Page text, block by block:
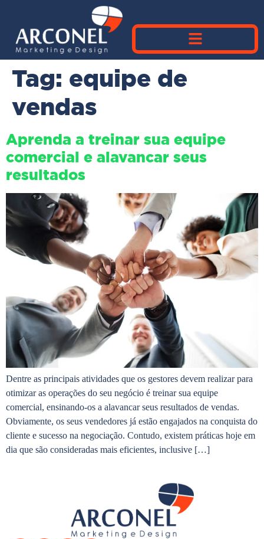
Tag: equipe de
vendas
Aprenda a treinar sua equipe
comercial e alavancar seus
resultados
Dentre as principais atividades que os gestores devem realizar para
otimizar as operações do seu negócio é treinar sua equipe
comercial, ensinando-os a alavancar seus resultados de vendas.
Obviamente, os seus vendedores já estão engajados na conquista do
cliente e sucesso na negociação. Contudo, existem práticas hoje em
dia que são consideradas mais eficientes, inclusive […]